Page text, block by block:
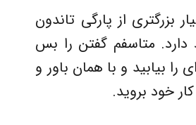
بزرگتری از پارگی تاندون
متاسفم گفتن را بس
را بیابید و با همان باور و
خود بروید.